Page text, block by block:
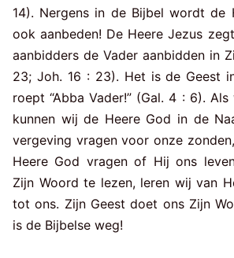
14). Nergens in de Bijbel wordt de
ook aanbeden! De Heere Jezus
aanbidders de Vader aanbidden in
23; Joh. 16 : 23). Het is de Geest
roept “Abba Vader!” (Gal. 4 : 6).
kunnen wij de Heere God in de
vergeving vragen voor onze
Heere God vragen of Hij ons
Zijn Woord te lezen, leren wij van
tot ons. Zijn Geest doet ons Zijn
is de Bijbelse weg!